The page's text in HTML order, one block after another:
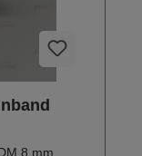
8 mm